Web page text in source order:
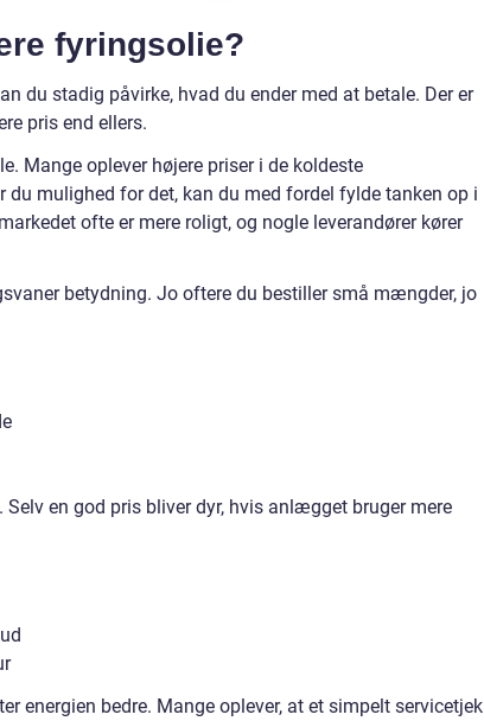
fyringsolie?
du stadig påvirke, hvad du ender med at betale. Der er
pris end ellers.
Mange oplever højere priser i de koldeste
du mulighed for det, kan du med fordel fylde tanken op i
ofte er mere roligt, og nogle leverandører kører
betydning. Jo oftere du bestiller små mængder, jo
en god pris bliver dyr, hvis anlægget bruger mere
energien bedre. Mange oplever, at et simpelt servicetjek